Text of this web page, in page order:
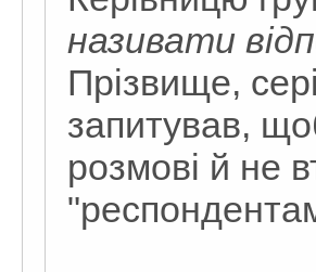
називати
Прізвище,
запитував,
розмові й не